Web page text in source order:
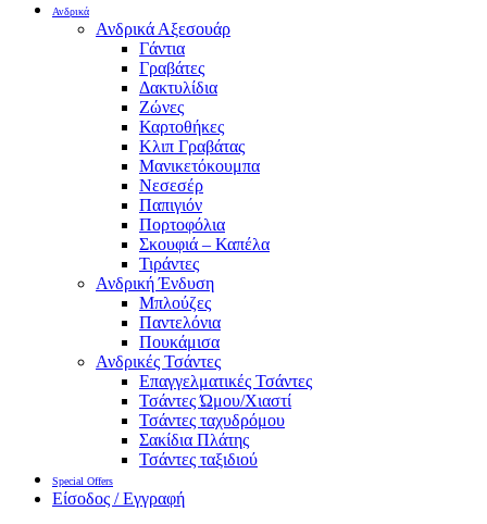
Ανδρικά
Ανδρικά Αξεσουάρ
Γάντια
Γραβάτες
Δακτυλίδια
Ζώνες
Καρτοθήκες
Κλιπ Γραβάτας
Μανικετόκουμπα
Νεσεσέρ
Παπιγιόν
Πορτοφόλια
Σκουφιά – Καπέλα
Τιράντες
Ανδρική Ένδυση
Μπλούζες
Παντελόνια
Πουκάμισα
Ανδρικές Τσάντες
Επαγγελματικές Τσάντες
Τσάντες Ώμου/Χιαστί
Τσάντες ταχυδρόμου
Σακίδια Πλάτης
Τσάντες ταξιδιού
Special Offers
Είσοδος / Εγγραφή